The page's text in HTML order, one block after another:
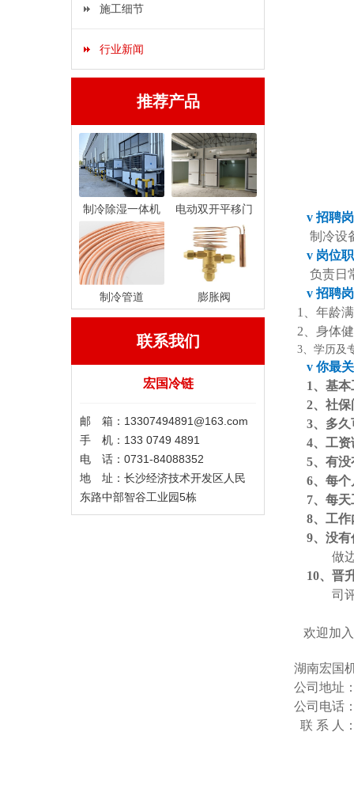
施工细节
行业新闻
推荐产品
制冷除湿一体机 电动双开平移门
制冷管道 膨胀阀
联系我们
宏国冷链
邮 箱：13307494891@163.com
手 机：133 0749 4891
电 话：0731-84088352
地 址：长沙经济技术开发区人民
东路中部智谷工业园5栋
v 招聘
制冷设
v 岗位
负责日
v 招聘
1、 年龄
2、 身体
3、 学历及
v 你最
1、 基本
2、 社保
3、 多久
4、 工资
5、 有没
6、 每个
7、 每天
8、 工作
9、 没有
做
10、 晋
司
欢迎加
湖南宏国
公司地址
公司电话
联 系 人